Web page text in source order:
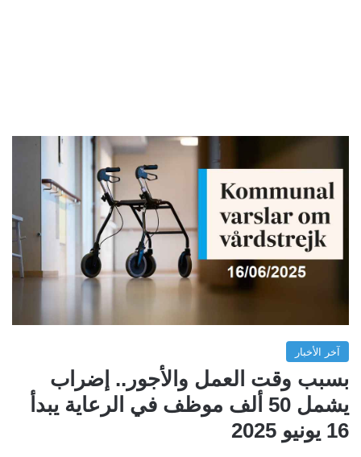
آخر الأخبار
بسبب وقت العمل والأجور.. إضراب
يشمل 50 ألف موظف في الرعاية يبدأ
16 يونيو 2025